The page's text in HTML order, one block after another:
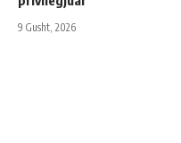
9 Gusht, 2026